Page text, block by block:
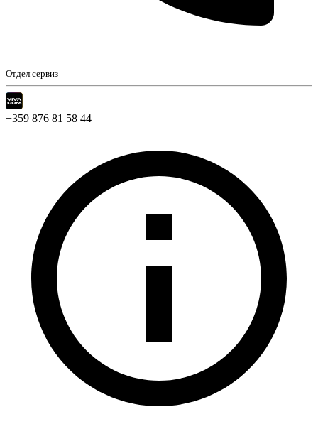
Отдел сервиз
+359 876 81 58 44